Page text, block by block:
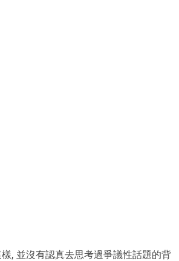
, 並沒有認真去思考過爭議性話題的背